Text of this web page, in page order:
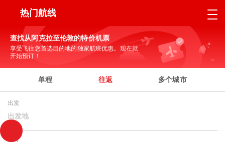
热门航线
查找从阿克拉至伦敦的特价机票
享受飞往您首选目的地的独家航班优惠。现在就
开始预订！
单程 往返 多个城市
出发
出发地